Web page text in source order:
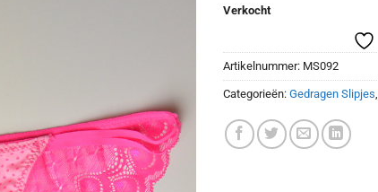
Verkocht
Artikelnummer: MS092
Categorieën: Gedragen Slipjes,